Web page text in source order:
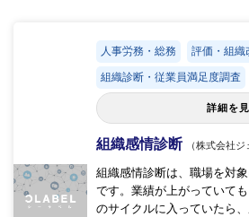
人事労務・総務 評価・組織
組織診断・従業員満足度調査
詳細を
組織感情診断 （株式会社ジ
組織感情診断は、職場を対
です。業績が上がっていて
のサイクルに入っていたら、